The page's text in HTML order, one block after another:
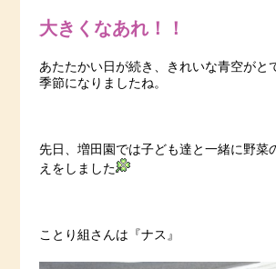
大きくなあれ！！
あたたかい日が続き、きれいな青空がと
季節になりましたね。
先日、増田園では子ども達と一緒に野菜
えをしました
ことり組さんは『ナス』